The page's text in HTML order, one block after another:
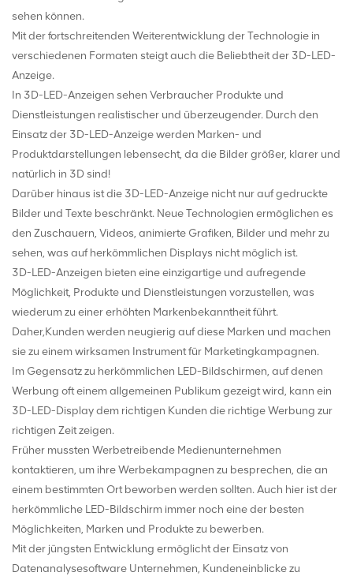
sehen können.
Mit der fortschreitenden Weiterentwicklung der Technologie in
verschiedenen Formaten steigt auch die Beliebtheit der 3D-LED-
Anzeige.
In 3D-LED-Anzeigen sehen Verbraucher Produkte und
Dienstleistungen realistischer und überzeugender. Durch den
Einsatz der 3D-LED-Anzeige werden Marken- und
Produktdarstellungen lebensecht, da die Bilder größer, klarer und
natürlich in 3D sind!
Darüber hinaus ist die 3D-LED-Anzeige nicht nur auf gedruckte
Bilder und Texte beschränkt. Neue Technologien ermöglichen es
den Zuschauern, Videos, animierte Grafiken, Bilder und mehr zu
sehen, was auf herkömmlichen Displays nicht möglich ist.
3D-LED-Anzeigen bieten eine einzigartige und aufregende
Möglichkeit, Produkte und Dienstleistungen vorzustellen, was
wiederum zu einer erhöhten Markenbekanntheit führt.
Daher,Kunden werden neugierig auf diese Marken und machen
sie zu einem wirksamen Instrument für Marketingkampagnen.
Im Gegensatz zu herkömmlichen LED-Bildschirmen, auf denen
Werbung oft einem allgemeinen Publikum gezeigt wird, kann ein
3D-LED-Display dem richtigen Kunden die richtige Werbung zur
richtigen Zeit zeigen.
Früher mussten Werbetreibende Medienunternehmen
kontaktieren, um ihre Werbekampagnen zu besprechen, die an
einem bestimmten Ort beworben werden sollten. Auch hier ist der
herkömmliche LED-Bildschirm immer noch eine der besten
Möglichkeiten, Marken und Produkte zu bewerben.
Mit der jüngsten Entwicklung ermöglicht der Einsatz von
Datenanalysesoftware Unternehmen, Kundeneinblicke zu